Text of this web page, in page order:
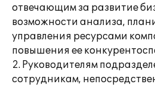
отвечающим за развитие
возможности анализа,
управления ресурсами
повышения ее
2. Руководителям
сотрудникам,